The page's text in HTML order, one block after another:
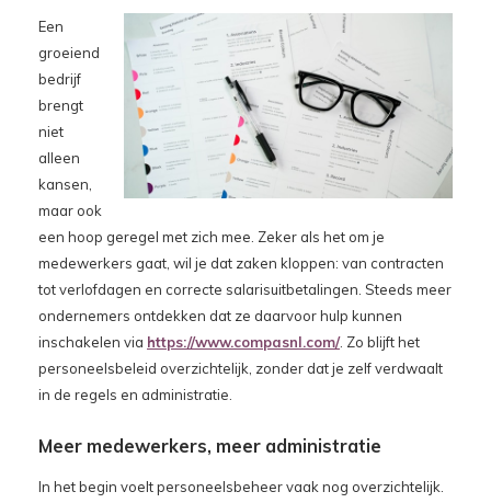
Een
groeiend
bedrijf
brengt
niet
alleen
kansen,
maar ook
een hoop geregel met zich mee. Zeker als het om je
medewerkers gaat, wil je dat zaken kloppen: van contracten
tot verlofdagen en correcte salarisuitbetalingen. Steeds meer
ondernemers ontdekken dat ze daarvoor hulp kunnen
inschakelen via https://www.compasnl.com/. Zo blijft het
personeelsbeleid overzichtelijk, zonder dat je zelf verdwaalt
in de regels en administratie.
Meer medewerkers, meer administratie
In het begin voelt personeelsbeheer vaak nog overzichtelijk.